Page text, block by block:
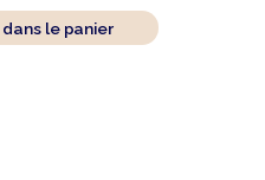
dans le panier